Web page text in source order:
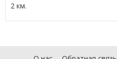
2 км.